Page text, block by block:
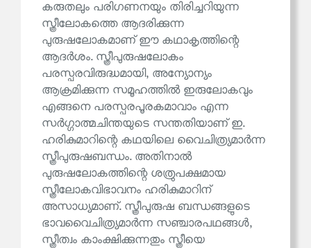
കരുതലും പരിഗണനയും തിരിച്ചറിയുന്ന
സ്ത്രീലോകത്തെ ആദരിക്കുന്ന
പുരുഷലോകമാണ് ഈ കഥാകൃത്തിന്റെ
ആദർശം. സ്ത്രീപുരുഷലോകം
പരസ്പരവിരുദ്ധമായി, അന്യോന്യം
ആക്രമിക്കുന്ന സമൂഹത്തിൽ ഇരുലോകവും
എങ്ങനെ പരസ്പരപൂരകമാവാം എന്ന
സർഗ്ഗാത്മചിന്തയുടെ സന്തതിയാണ് ഇ.
ഹരികുമാറിന്റെ കഥയിലെ വൈചിത്ര്യമാർന്ന
സ്ത്രീപുരുഷബന്ധം. അതിനാൽ
പുരുഷലോകത്തിന്റെ ശത്രുപക്ഷമായ
സ്ത്രീലോകവിഭാവനം ഹരികുമാറിന്
അസാധ്യമാണ്. സ്ത്രീപുരുഷ ബന്ധങ്ങളുടെ
ഭാവവൈചിത്ര്യമാർന്ന സഞ്ചാരപഥങ്ങൾ,
സ്ത്രീത്വം കാംക്ഷിക്കുന്നതും സ്ത്രീയെ